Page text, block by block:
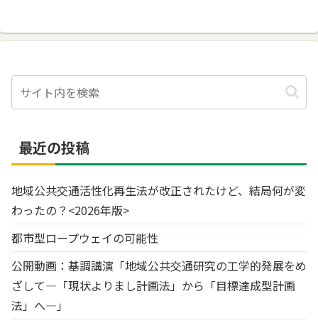
最近の投稿
地域公共交通活性化再生法が改正されたけど、結局何が変
わったの？<2026年版>
都市型ロープウェイの可能性
公開動画：基調講演「地域公共交通研究の工学的発展をめ
ざして―「現状よりまし計画法」から「目標達成型計画
法」へ―」